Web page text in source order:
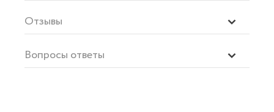
Отзывы
Вопросы ответы